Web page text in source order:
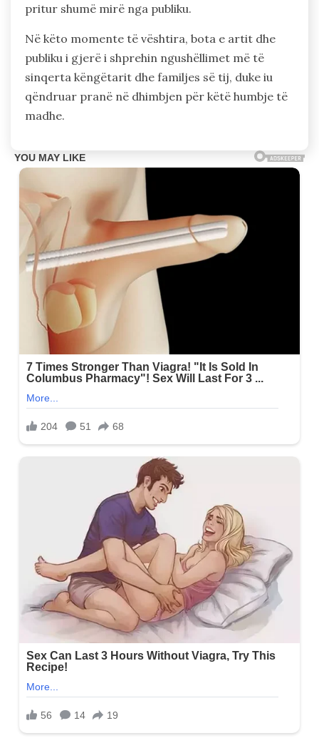
pritur shumë mirë nga publiku.
Në këto momente të vështira, bota e artit dhe
publiku i gjerë i shprehin ngushëllimet më të
sinqerta këngëtarit dhe familjes së tij, duke iu
qëndruar pranë në dhimbjen për këtë humbje të
madhe.